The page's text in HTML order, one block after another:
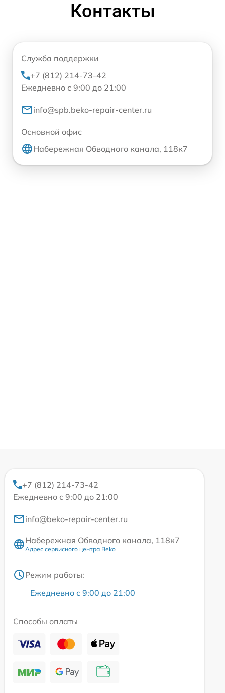
Контакты
Служба поддержки
+7 (812) 214-73-42
Ежедневно с 9:00 до 21:00
info@spb.beko-repair-center.ru
Основной офис
Набережная Обводного канала, 118к7
+7 (812) 214-73-42
Ежедневно с 9:00 до 21:00
info@beko-repair-center.ru
Набережная Обводного канала, 118к7
Адрес сервисного центра Beko
Режим работы:
Ежедневно с 9:00 до 21:00
Способы оплаты